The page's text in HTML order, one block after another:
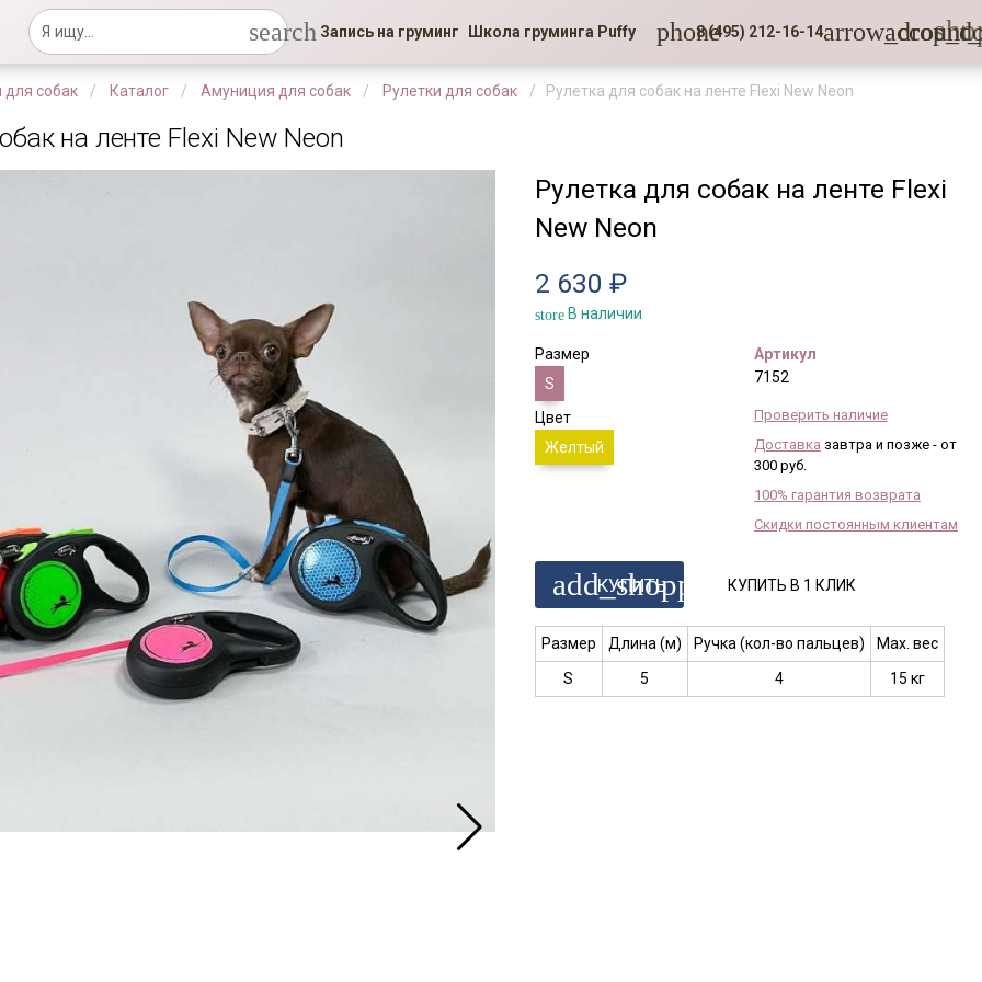
search Запись на груминг Школа груминга Puffy phone8 (495) 212-16-14
для собак Каталог Амуниция для собак Рулетки для собак Рулетка для собак на ленте Flexi New Neon
на ленте Flexi New Neon
Рулетка для собак на ленте Flexi
New Neon
2 630 ₽
storeВ наличии
Размер
S
Цвет
Желтый
Артикул
7152
Проверить наличие
Доставка завтра и позже - от
300 руб.
100% гарантия возврата
Скидки постоянным клиентам
add_shopping_cart
КУПИТЬ КУПИТЬ В 1 КЛИК
Размер Длина (м) Ручка (кол-во пальцев)
Max. вес
S
5 4 15 кг